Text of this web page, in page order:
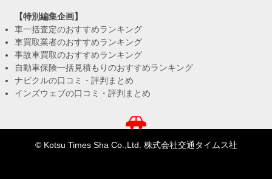
【特別編集企画】
車一括査定のおすすめランキング
車買取業者のおすすめランキング
事故車買取のおすすめランキング
自動車保険一括見積もりのおすすめランキング
ナビクルの口コミ・評判まとめ
インズウェブの口コミ・評判まとめ
© Kotsu Times Sha Co.,Ltd. 株式会社交通タイムス社